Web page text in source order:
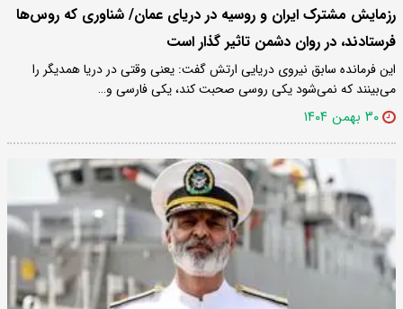
رزمایش مشترک ایران و روسیه در دریای عمان/ شناوری که روس‌ها
فرستادند، در روان دشمن تاثیر گذار است
این فرمانده سابق نیروی دریایی ارتش گفت: یعنی وقتی در دریا همدیگر را
می‌بینند که نمی‌شود یکی روسی صحبت کند، یکی فارسی و…
۳۰ بهمن ۱۴۰۴